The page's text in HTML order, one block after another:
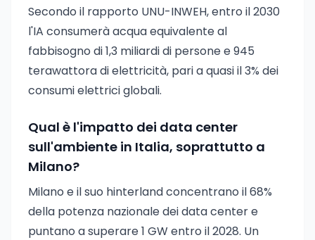
Secondo il rapporto UNU-INWEH, entro il 2030
l'IA consumerà acqua equivalente al
fabbisogno di 1,3 miliardi di persone e 945
terawattora di elettricità, pari a quasi il 3% dei
consumi elettrici globali.
Qual è l'impatto dei data center
sull'ambiente in Italia, soprattutto a
Milano?
Milano e il suo hinterland concentrano il 68%
della potenza nazionale dei data center e
puntano a superare 1 GW entro il 2028. Un